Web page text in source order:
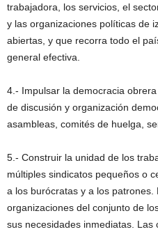
trabajadora, los servicios, el
y las organizaciones políticas de
abiertas, y que recorra todo el
general efectiva.
4.- Impulsar la democracia
de discusión y organización
asambleas, comités de huelga,
5.- Construir la unidad de los
múltiples sindicatos pequeños o
a los burócratas y a los patrones.
organizaciones del conjunto de
sus necesidades inmediatas.